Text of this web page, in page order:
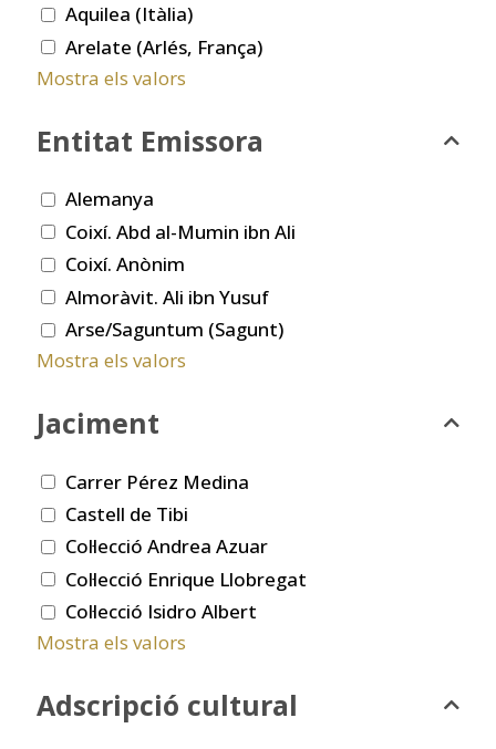
Aquilea (Itàlia)
Arelate (Arlés, França)
Mostra els valors
Entitat Emissora
Alemanya
Coixí. Abd al-Mumin ibn Ali
Coixí. Anònim
Almoràvit. Ali ibn Yusuf
Arse/Saguntum (Sagunt)
Mostra els valors
Jaciment
Carrer Pérez Medina
Castell de Tibi
Col·lecció Andrea Azuar
Col·lecció Enrique Llobregat
Col·lecció Isidro Albert
Mostra els valors
Adscripció cultural